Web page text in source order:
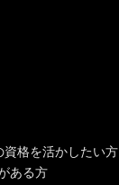
資格を活かしたい方
ある方